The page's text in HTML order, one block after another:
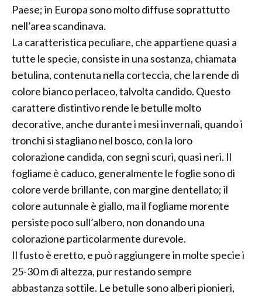
Paese; in Europa sono molto diffuse soprattutto
nell’area scandinava.
La caratteristica peculiare, che appartiene quasi a
tutte le specie, consiste in una sostanza, chiamata
betulina, contenuta nella corteccia, che la rende di
colore bianco perlaceo, talvolta candido. Questo
carattere distintivo rende le betulle molto
decorative, anche durante i mesi invernali, quando i
tronchi si stagliano nel bosco, con la loro
colorazione candida, con segni scuri, quasi neri. Il
fogliame è caduco, generalmente le foglie sono di
colore verde brillante, con margine dentellato; il
colore autunnale è giallo, ma il fogliame morente
persiste poco sull’albero, non donando una
colorazione particolarmente durevole.
Il fusto è eretto, e può raggiungere in molte specie i
25-30 m di altezza, pur restando sempre
abbastanza sottile. Le betulle sono alberi pionieri,